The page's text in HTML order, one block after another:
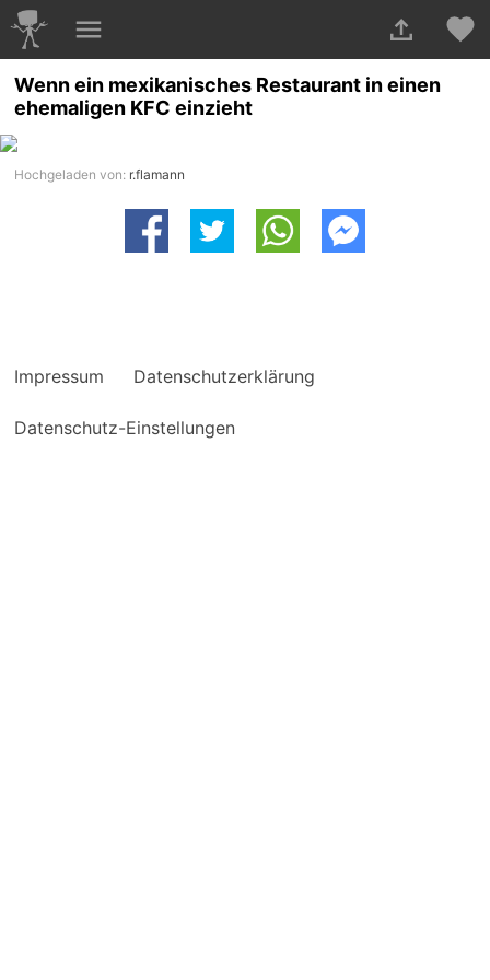
Wenn ein mexikanisches Restaurant in einen
ehemaligen KFC einzieht
Hochgeladen von: r.flamann
Impressum Datenschutzerklärung
Datenschutz-Einstellungen